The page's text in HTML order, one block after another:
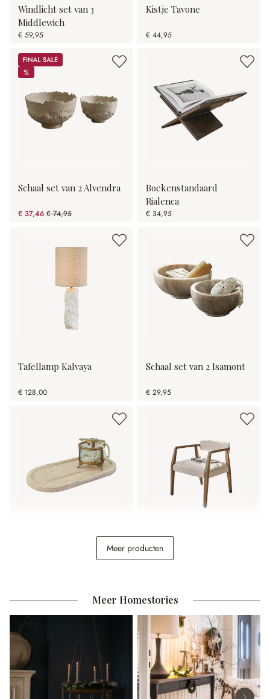
Windlicht set van 3
Middlewich
€ 59,95
Kistje Tavone
€ 44,95
Sale
%
%
Schaal set van 2 Alvendra
€ 37,46 € 74,95
(50.02% gespart)
Boekenstandaard
Rialenca
€ 34,95
Tafellamp Kalvaya
€ 128,00
Schaal set van 2 Isamont
€ 29,95
Fauteuil Bronwyn
Meer producten
Meer Homestories